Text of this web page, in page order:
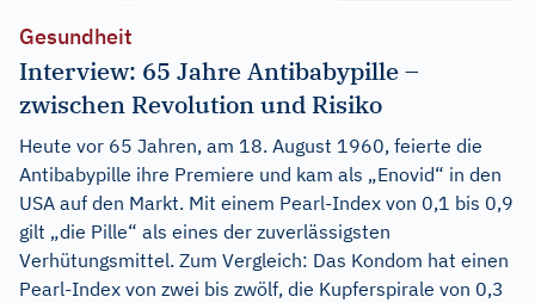
Gesundheit
Interview: 65 Jahre Antibabypille –
zwischen Revolution und Risiko
Heute vor 65 Jahren, am 18. August 1960, feierte die
Antibabypille ihre Premiere und kam als „Enovid“ in den
USA auf den Markt. Mit einem Pearl-Index von 0,1 bis 0,9
gilt „die Pille“ als eines der zuverlässigsten
Verhütungsmittel. Zum Vergleich: Das Kondom hat einen
Pearl-Index von zwei bis zwölf, die Kupferspirale von 0,3